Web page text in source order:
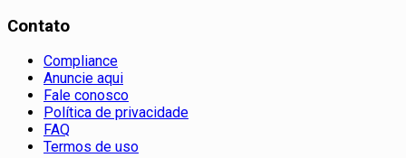
Contato
Compliance
Anuncie aqui
Fale conosco
Política de privacidade
FAQ
Termos de uso